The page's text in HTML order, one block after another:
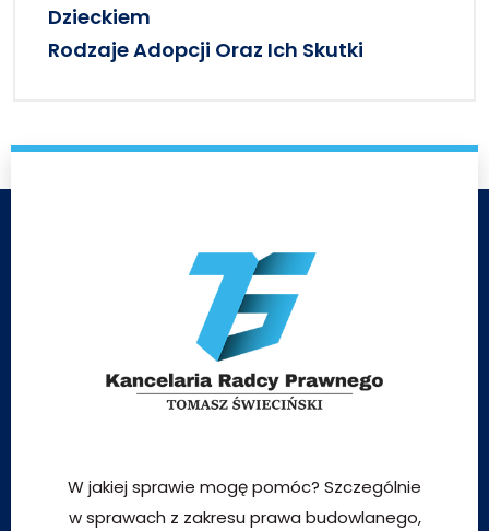
Dzieckiem
Rodzaje Adopcji Oraz Ich Skutki
W jakiej sprawie mogę pomóc? Szczególnie
w sprawach z zakresu prawa budowlanego,